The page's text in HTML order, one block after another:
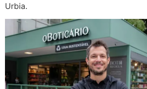
Urbia.